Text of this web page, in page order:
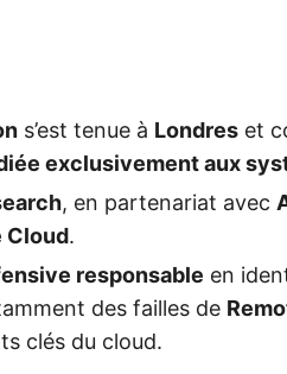
s’est tenue à Londres et
exclusivement aux
, en partenariat avec
Cloud.
responsable en
des failles de
clés du cloud.